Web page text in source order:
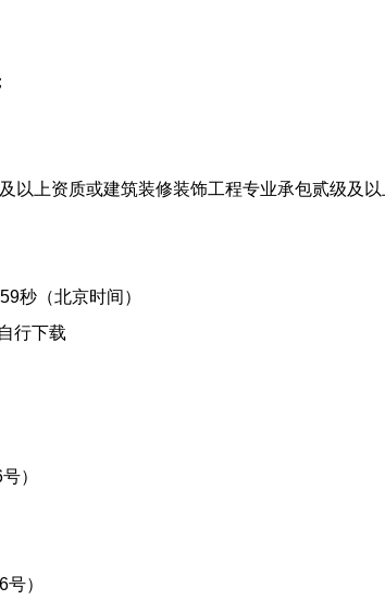
以上资质或建筑装修装饰工程专业承包贰级及
秒（北京时间）
行下载
）
）